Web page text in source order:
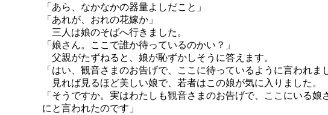
「あら、なかなかの器量よしだこと」
「あれが、おれの花嫁か」
三人は娘のそばへ行きました。
「娘さん。ここで誰か待っているのかい？」
父親がたずねると、娘が恥ずかしそうに答えます。
「はい、観音さまのお告げで、ここに待っているように言われま
見れば見るほど美しい娘で、若者はこの娘が気に入りました。
「そうですか。実はわたしも観音さまのお告げで、ここにいる娘
にと言われたのです」